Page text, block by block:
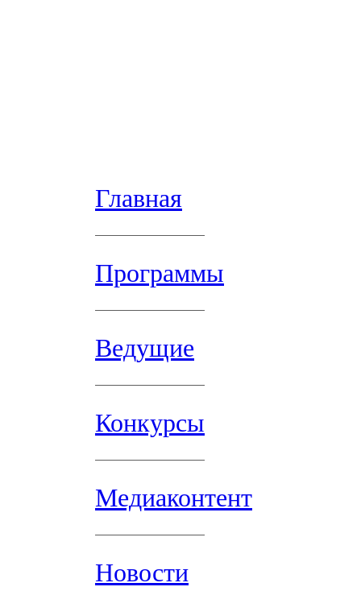
Главная
Программы
Ведущие
Конкурсы
Медиаконтент
Новости